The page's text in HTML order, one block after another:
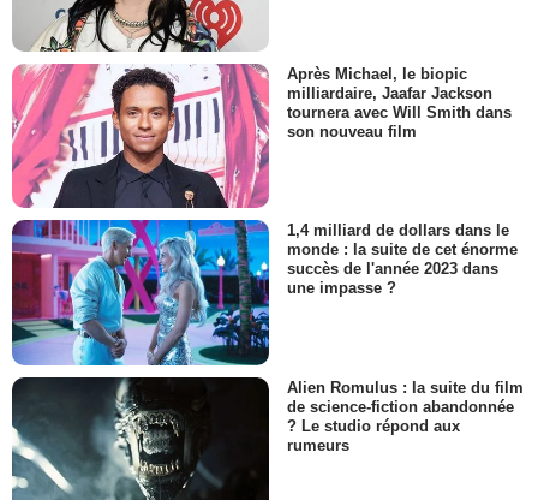
Après Michael, le biopic
milliardaire, Jaafar Jackson
tournera avec Will Smith dans
son nouveau film
1,4 milliard de dollars dans le
monde : la suite de cet énorme
succès de l'année 2023 dans
une impasse ?
Alien Romulus : la suite du film
de science-fiction abandonnée
? Le studio répond aux
rumeurs